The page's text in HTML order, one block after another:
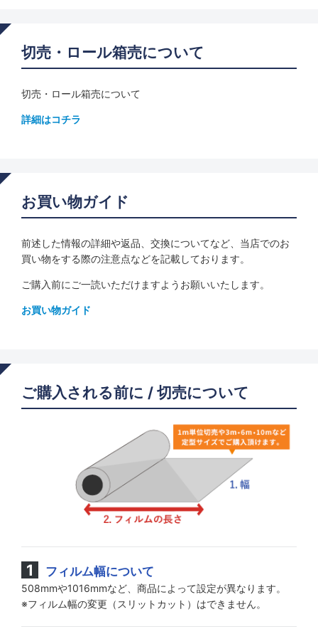
切売・ロール箱売について
切売・ロール箱売について
詳細はコチラ
お買い物ガイド
前述した情報の詳細や返品、交換についてなど、当店でのお
買い物をする際の注意点などを記載しております。
ご購入前にご一読いただけますようお願いいたします。
お買い物ガイド
ご購入される前に / 切売について
フィルム幅について
508mmや1016mmなど、商品によって設定が異なります。
※フィルム幅の変更（スリットカット）はできません。